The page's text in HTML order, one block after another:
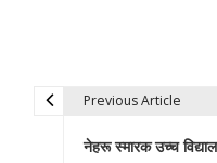
Previous Article
नेहरू स्मारक उच्च